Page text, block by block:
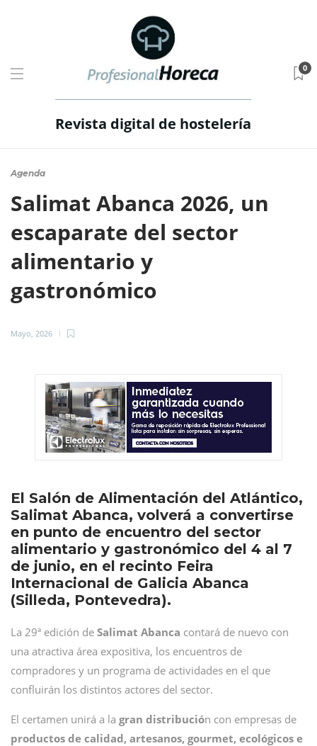
Revista digital de hostelería
0
Agenda
Salimat Abanca 2026, un
escaparate del sector
alimentario y
gastronómico
Mayo, 2026
El Salón de Alimentación del Atlántico,
Salimat Abanca, volverá a convertirse
en punto de encuentro del sector
alimentario y gastronómico del 4 al 7
de junio, en el recinto Feira
Internacional de Galicia Abanca
(Silleda, Pontevedra).
La 29ª edición de Salimat Abanca contará de nuevo con
una atractiva área expositiva, los encuentros de
compradores y un programa de actividades en el que
confluirán los distintos actores del sector.
El certamen unirá a la gran distribución con empresas de
productos de calidad, artesanos, gourmet, ecológicos e